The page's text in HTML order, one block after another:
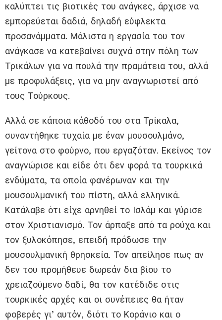
καλύπτει τις βιοτικές του ανάγκες, άρχισε να
εμπορεύεται δαδιά, δηλαδή εύφλεκτα
προσανάμματα. Μάλιστα η εργασία του τον
ανάγκασε να κατεβαίνει συχνά στην πόλη των
Τρικάλων για να πουλά την πραμάτεια του, αλλά
με προφυλάξεις, για να μην αναγνωριστεί από
τους Τούρκους.
Αλλά σε κάποια κάθοδό του στα Τρίκαλα,
συναντήθηκε τυχαία με έναν μουσουλμάνο,
γείτονα στο φούρνο, που εργαζόταν. Εκείνος τον
αναγνώρισε και είδε ότι δεν φορά τα τουρκικά
ενδύματα, τα οποία φανέρωναν και την
μουσουλμανική του πίστη, αλλά ελληνικά.
Κατάλαβε ότι είχε αρνηθεί το Ισλάμ και γύρισε
στον Χριστιανισμό. Τον άρπαξε από τα ρούχα και
τον ξυλοκόπησε, επειδή πρόδωσε την
μουσουλμανική θρησκεία. Τον απείλησε πως αν
δεν του προμήθευε δωρεάν δια βίου το
χρειαζούμενο δαδί, θα τον κατέδιδε στις
τουρκικές αρχές και οι συνέπειες θα ήταν
φοβερές γι’ αυτόν, διότι το Κοράνιο και ο